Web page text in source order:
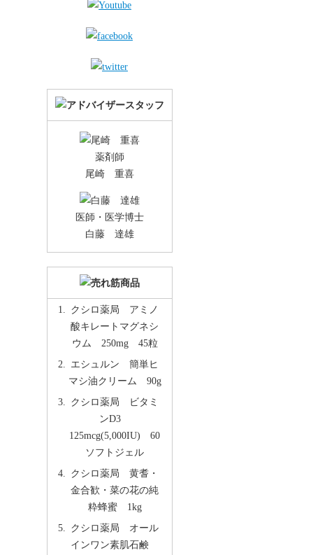
薬剤師
尾崎 重喜
医師・医学博士
白藤 達雄
クシロ薬局 アミノ
酸キレートマグネシ
ウム 250mg 45粒
エシュルン 簡単ヒ
マシ油クリーム 90g
クシロ薬局 ビタミ
ンD3
125mcg(5,000IU) 60
ソフトジェル
クシロ薬局 黄耆・
金合歓・菜の花の純
粋蜂蜜 1kg
クシロ薬局 オール
インワン素肌石鹸